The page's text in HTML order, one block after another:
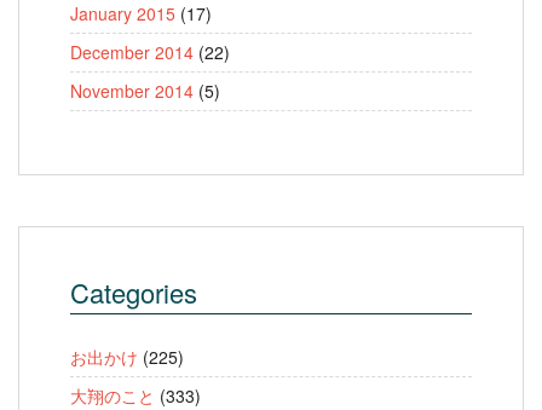
January 2015 (17)
December 2014 (22)
November 2014 (5)
Categories
お出かけ (225)
大翔のこと (333)